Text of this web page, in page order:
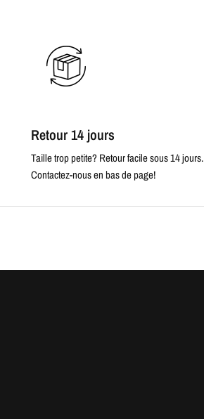
Retour 14 jours
Taille trop petite? Retour facile sous 14 jours.
Contactez-nous en bas de page!